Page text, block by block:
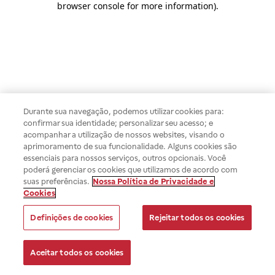
browser console for more information).
Durante sua navegação, podemos utilizar cookies para:
confirmar sua identidade; personalizar seu acesso; e
acompanhar a utilização de nossos websites, visando o
aprimoramento de sua funcionalidade. Alguns cookies são
essenciais para nossos serviços, outros opcionais. Você
poderá gerenciar os cookies que utilizamos de acordo com
suas preferências. Nossa Política de Privacidade e
Cookies
Definições de cookies Rejeitar todos os cookies
Aceitar todos os cookies